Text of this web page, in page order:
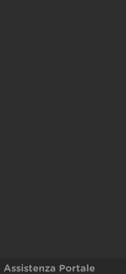
Assistenza Portale